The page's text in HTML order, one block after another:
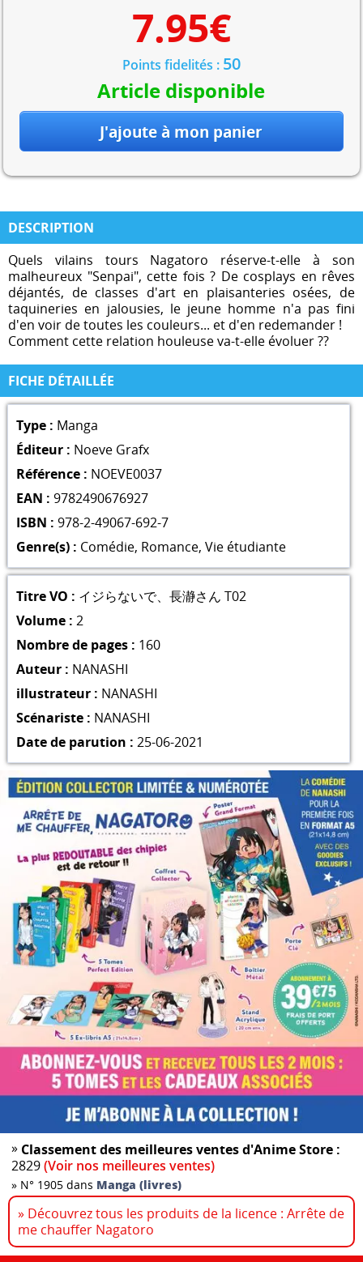
7.95€
Points fidelités : 50
Article disponible
DESCRIPTION
Quels vilains tours Nagatoro réserve-t-elle à son
malheureux "Senpai", cette fois ? De cosplays en rêves
déjantés, de classes d'art en plaisanteries osées, de
taquineries en jalousies, le jeune homme n'a pas fini
d'en voir de toutes les couleurs... et d'en redemander !
Comment cette relation houleuse va-t-elle évoluer ??
FICHE DÉTAILLÉE
Type : Manga
Éditeur : Noeve Grafx
Référence : NOEVE0037
EAN : 9782490676927
ISBN : 978-2-49067-692-7
Genre(s) : Comédie, Romance, Vie étudiante
Titre VO : イジらないで、長瀞さん T02
Volume : 2
Nombre de pages : 160
Auteur : NANASHI
illustrateur : NANASHI
Scénariste : NANASHI
Date de parution : 25-06-2021
» Classement des meilleures ventes d'Anime Store :
2829(Voir nos meilleures ventes)
» N° 1905 dans Manga (livres)
» Découvrez tous les produits de la licence : Arrête de
me chauffer Nagatoro